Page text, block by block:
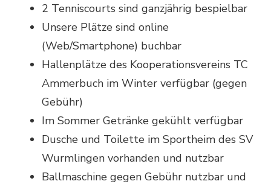
2 Tenniscourts sind ganzjährig bespielbar
Unsere Plätze sind online
(Web/Smartphone) buchbar
Hallenplätze des Kooperationsvereins TC
Ammerbuch im Winter verfügbar (gegen
Gebühr)
Im Sommer Getränke gekühlt verfügbar
Dusche und Toilette im Sportheim des SV
Wurmlingen vorhanden und nutzbar
Ballmaschine gegen Gebühr nutzbar und